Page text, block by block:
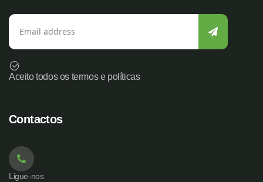
Aceito todos os termos e políticas
Contactos
Ligue-nos